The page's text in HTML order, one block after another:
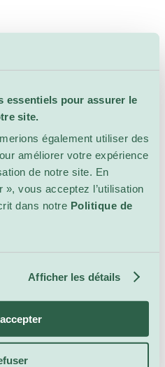
essentiels pour assurer le
site.
également utiliser des
améliorer votre expérience
de notre site. En
vous acceptez l’utilisation
dans notre Politique de
Afficher les détails
lieu